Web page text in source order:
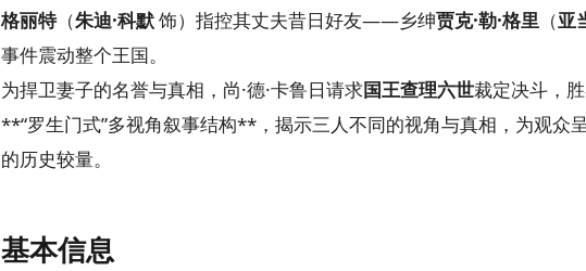
格丽特（朱迪·科默饰）指控其丈夫昔日好友——乡绅贾克·勒·格里 （亚
事件震动整个王国。
为捍卫妻子的名誉与真相，尚·德·卡鲁日请求国王查理六世裁定决斗，
**“罗生门式”多视角叙事结构**，揭示三人不同的视角与真相，为观众
的历史较量。
基本信息